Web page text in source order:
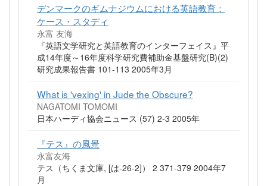
デンマークのギムナジウムにおける英語教育：
ケース・スタディ
永富 友海
『英語文学研究と英語教育のインターフェイス』平
成14年度～16年度科学研究費補助金基盤研究(B)(2)
研究成果報告書 101-113 2005年3月
What is 'vexing' in Jude the Obscure?
NAGATOMI TOMOMI
日本ハーディ協会ニュース (57) 2-3 2005年
『テス』の風景
永富友海
テス（ちくま文庫, [は-26-2]） 2 371-379 2004年7
月